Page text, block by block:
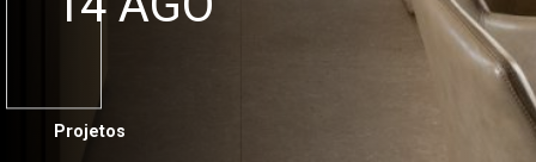
Projetos